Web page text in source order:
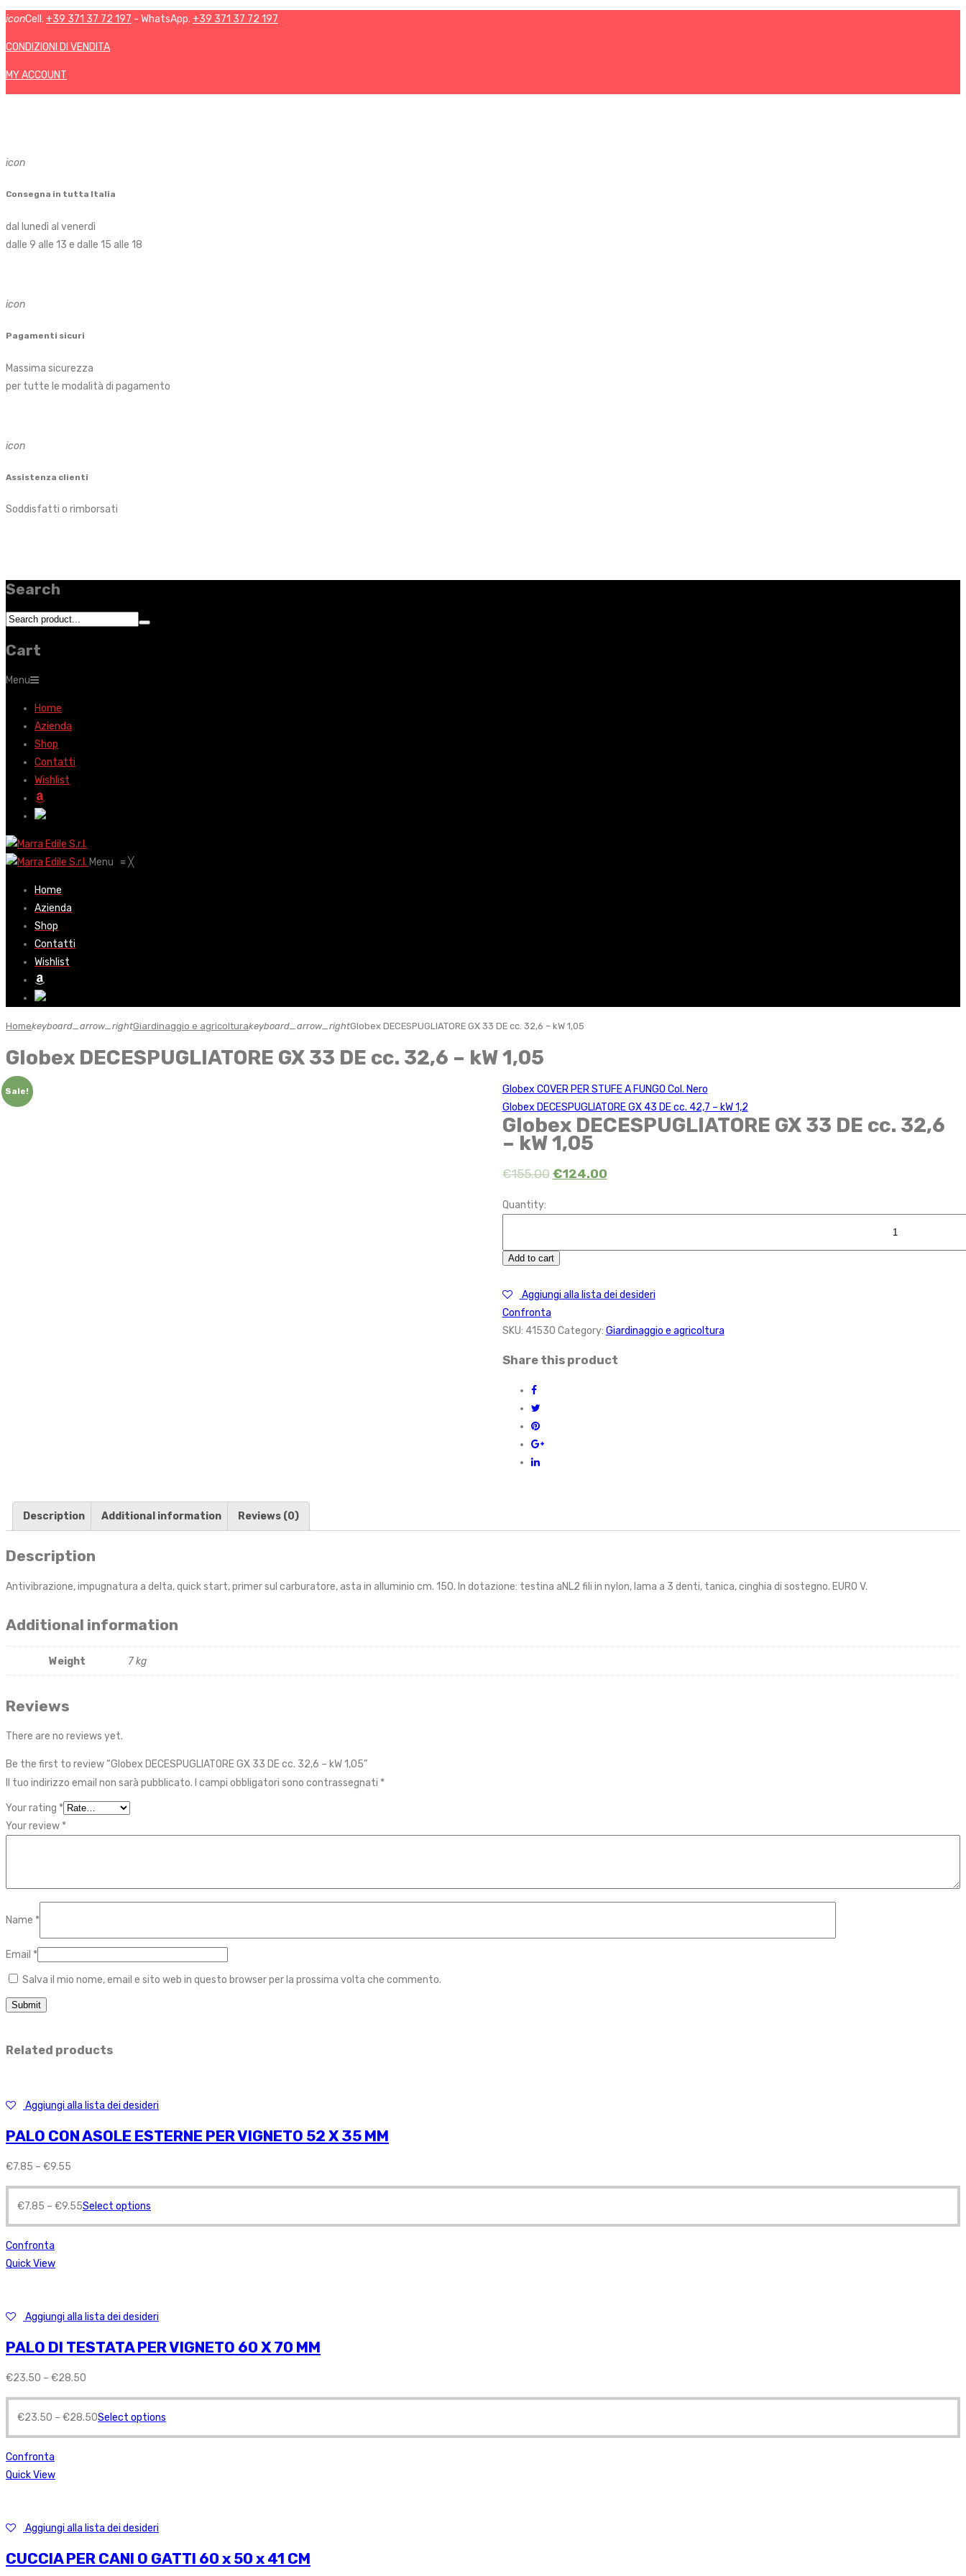
iconCell. +39 371 37 72 197 - WhatsApp. +39 371 37 72 197
CONDIZIONI DI VENDITA
MY ACCOUNT
icon
Consegna in tutta Italia
dal lunedì al venerdì
dalle 9 alle 13 e dalle 15 alle 18
icon
Pagamenti sicuri
Massima sicurezza
per tutte le modalità di pagamento
icon
Assistenza clienti
Soddisfatti o rimborsati
Search
Cart
Menu
Home
Azienda
Shop
Contatti
Wishlist
Menu ≡╳
Home
Azienda
Shop
Contatti
Wishlist
Homekeyboard_arrow_rightGiardinaggio e agricolturakeyboard_arrow_rightGlobex DECESPUGLIATORE GX 33 DE cc. 32,6 – kW 1,05
Globex DECESPUGLIATORE GX 33 DE cc. 32,6 – kW 1,05
Sale!
Globex COVER PER STUFE A FUNGO Col. Nero
Globex DECESPUGLIATORE GX 43 DE cc. 42,7 – kW 1,2
Globex DECESPUGLIATORE GX 33 DE cc. 32,6
– kW 1,05
€155.00 €124.00
Quantity:
Add to cart
Aggiungi alla lista dei desideri
Confronta
SKU: 41530 Category: Giardinaggio e agricoltura
Share this product
Description Additional information Reviews (0)
Description
Antivibrazione, impugnatura a delta, quick start, primer sul carburatore, asta in alluminio cm. 150. In dotazione: testina aNL2 fili in nylon, lama a 3 denti, tanica, cinghia di sostegno. EURO V.
Additional information
Weight 7 kg
Reviews
There are no reviews yet.
Be the first to review “Globex DECESPUGLIATORE GX 33 DE cc. 32,6 – kW 1,05”
Il tuo indirizzo email non sarà pubblicato. I campi obbligatori sono contrassegnati *
Your rating *
Your review *
Name *
Email *
Salva il mio nome, email e sito web in questo browser per la prossima volta che commento.
Related products
Aggiungi alla lista dei desideri
PALO CON ASOLE ESTERNE PER VIGNETO 52 X 35 MM
€7.85 – €9.55
€7.85 – €9.55Select options
Confronta
Quick View
Aggiungi alla lista dei desideri
PALO DI TESTATA PER VIGNETO 60 X 70 MM
€23.50 – €28.50
€23.50 – €28.50Select options
Confronta
Quick View
Aggiungi alla lista dei desideri
CUCCIA PER CANI O GATTI 60 x 50 x 41 CM